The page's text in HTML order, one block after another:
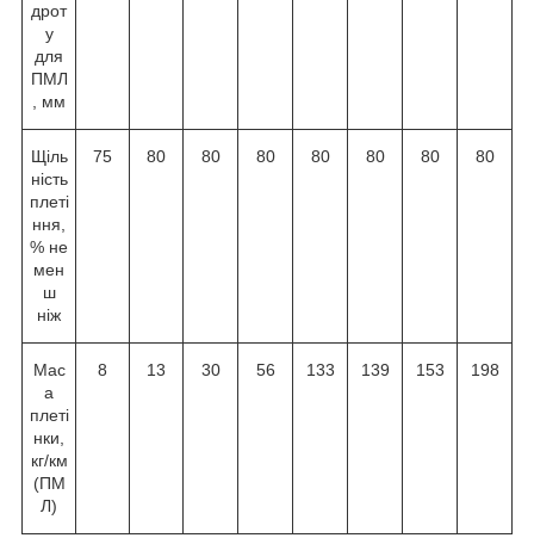
дрот
у
для
ПМЛ
, мм
Щіль
ність
плеті
ння,
% не
мен
ш
ніж
75 80 80 80 80 80 80 80
Мас
а
плеті
нки,
кг/км
(ПМ
Л)
8 13 30 56 133 139 153 198